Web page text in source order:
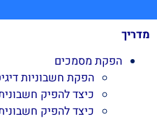
מדריך
הפקת מסמכים
הפקת חשבוניות
כיצד להפיק
כיצד להפיק